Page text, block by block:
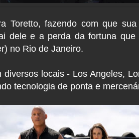
Toretto, fazendo com que
dele e a perda da fortuna
no Rio de Janeiro.
locais - Los Angeles,
tecnologia de ponta e